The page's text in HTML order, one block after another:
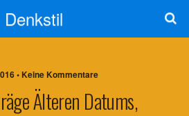
Denkstil
• Keine Kommentare
Älteren Datums,